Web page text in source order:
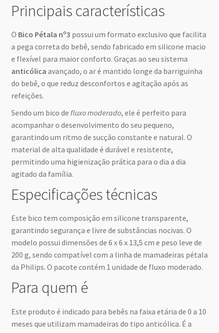
Principais características
O Bico Pétala nº3 possui um formato exclusivo que facilita
a pega correta do bebê, sendo fabricado em silicone macio
e flexível para maior conforto. Graças ao seu sistema
anticólica avançado, o ar é mantido longe da barriguinha
do bebê, o que reduz desconfortos e agitação após as
refeições.
Sendo um bico de fluxo moderado, ele é perfeito para
acompanhar o desenvolvimento do seu pequeno,
garantindo um ritmo de sucção constante e natural. O
material de alta qualidade é durável e resistente,
permitindo uma higienização prática para o dia a dia
agitado da família.
Especificações técnicas
Este bico tem composição em silicone transparente,
garantindo segurança e livre de substâncias nocivas. O
modelo possui dimensões de 6 x 6 x 13,5 cm e peso leve de
200 g, sendo compatível com a linha de mamadeiras pétala
da Philips. O pacote contém 1 unidade de fluxo moderado.
Para quem é
Este produto é indicado para bebês na faixa etária de 0 a 10
meses que utilizam mamadeiras do tipo anticólica. É a